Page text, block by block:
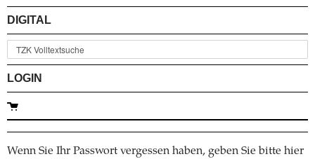
DIGITAL
LOGIN
Wenn Sie Ihr Passwort vergessen haben, geben Sie bitte hier